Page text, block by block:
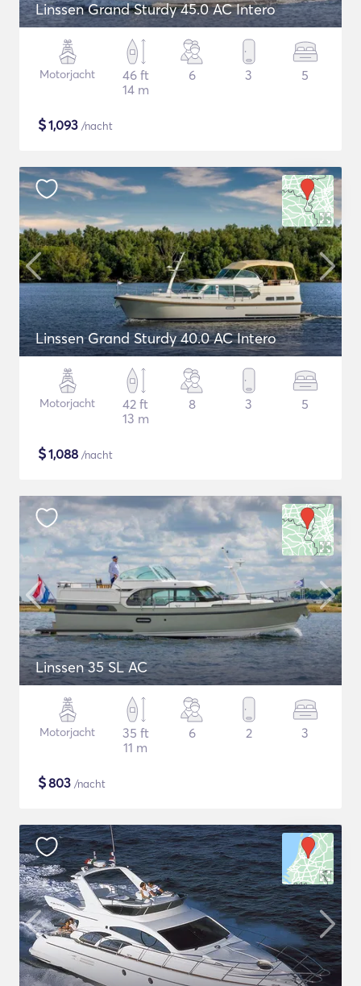
Linssen Grand Sturdy 45.0 AC Intero
Motorjacht
46 ft
14 m
6 3 5
$1,093 /nacht
Linssen Grand Sturdy 40.0 AC Intero
Motorjacht
42 ft
13 m
8 3 5
$1,088 /nacht
Linssen 35 SL AC
Motorjacht
35 ft
11 m
6 2 3
$803 /nacht